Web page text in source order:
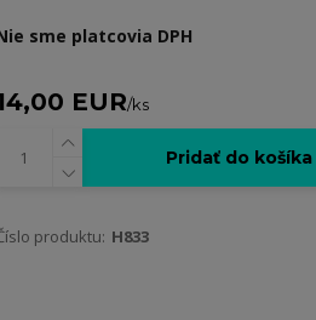
sme platcovia DPH
EUR/ks
Pridať do košíka
produktu: H833